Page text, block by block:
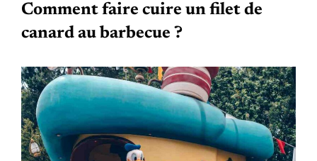
Comment faire cuire un filet de
canard au barbecue ?